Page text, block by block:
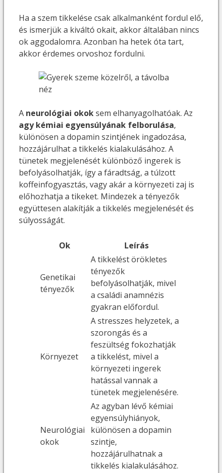
Ha a szem tikkelése csak alkalmanként fordul elő,
és ismerjük a kiváltó okait, akkor általában nincs
ok aggodalomra. Azonban ha hetek óta tart,
akkor érdemes orvoshoz fordulni.
A neurológiai okoksem elhanyagolhatóak. Az
agy kémiai egyensúlyának felborulása,
különösen a dopamin szintjének ingadozása,
hozzájárulhat a tikkelés kialakulásához. A
tünetek megjelenését különböző ingerek is
befolyásolhatják, így a fáradtság, a túlzott
koffeinfogyasztás, vagy akár a környezeti zaj is
előhozhatja a tikeket. Mindezek a tényezők
együttesen alakítják a tikkelés megjelenését és
súlyosságát.
Ok Leírás
Genetikai
tényezők
A tikkelést örökletes
tényezők
befolyásolhatják, mivel
a családi anamnézis
gyakran előfordul.
Környezet
A stresszes helyzetek, a
szorongás és a
feszültség fokozhatják
a tikkelést, mivel a
környezeti ingerek
hatással vannak a
tünetek megjelenésére.
Neurológiai
okok
Az agyban lévő kémiai
egyensúlyhiányok,
különösen a dopamin
szintje,
hozzájárulhatnak a
tikkelés kialakulásához.